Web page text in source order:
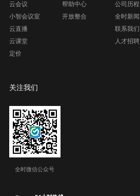
云会议
小智会议室
云直播
云课堂
定价
帮助中心
开放整合
公司历程
全时新闻
联系我们
人才招聘
关注我们
全时微信公众号